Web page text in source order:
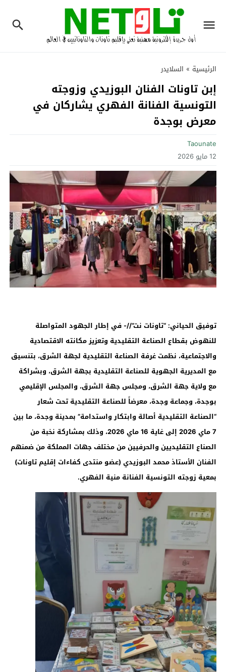
الرئيسية » السلايدر
إبن تاونات الفنان البوزيدي وزوجته
التونسية الفنانة الفهري يشاركان في
معرض بوجدة
Taounate
12 مايو 2026
توفيق الحياني: “تاونات نت”//- في إطار الجهود المتواصلة
للنهوض بقطاع الصناعة التقليدية وتعزيز مكانته الاقتصادية
والاجتماعية، نظمت غرفة الصناعة التقليدية لجهة الشرق، بتنسيق
مع المديرية الجهوية للصناعة التقليدية بجهة الشرق، وبشراكة
مع ولاية جهة الشرق، ومجلس جهة الشرق، والمجلس الإقليمي
بوجدة، وجماعة وجدة، معرضاً للصناعة التقليدية تحت شعار
“الصناعة التقليدية أصالة وابتكار واستدامة” بمدينة وجدة، ما بين
7 ماي 2026 إلى غاية 16 ماي 2026، وذلك بمشاركة نخبة من
الصناع التقليديين والحرفيين من مختلف جهات المملكة من ضمنهم
الفنان الأستاذ محمد البوزيدي (عضو منتدى كفاءات إقليم تاونات)
بمعية زوجته التونسية الفنانة منية الفهري.